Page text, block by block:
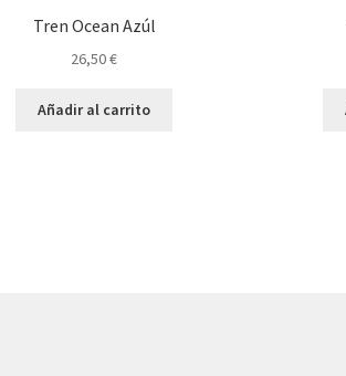
Tren Ocean Azúl
26,50€
Añadir al carrito